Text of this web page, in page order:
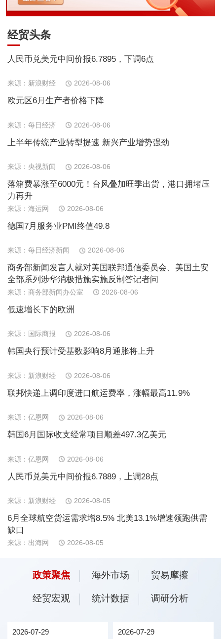
经贸头条
人民币兑美元中间价报6.7895，下调6点
来源：新浪财经 2026-08-06
欧元区6月生产者价格下降
来源：每日经济 2026-08-06
上半年传统产业转型提速 新兴产业增势强劲
来源：央视新闻 2026-08-06
落箱费暴涨至6000元！台风叠加旺季出货，港口拥堵压
力再升
来源：海运网 2026-08-06
德国7月服务业PMI终值49.8
来源：每日经济新闻 2026-08-06
商务部新闻发言人就对美国联邦通信委员会、美国土安
全部系列涉华消极措施实施反制答记者问
来源：商务部新闻办公室 2026-08-06
低速增长下的欧洲
来源：国际商报 2026-08-06
韩国央行预计受基数影响8月通胀将上升
来源：新浪财经 2026-08-06
联邦快递上调印度进口航运费率，涨幅最高11.9%
来源：亿恩网 2026-08-06
韩国6月国际收支经常项目顺差497.3亿美元
来源：亿恩网 2026-08-06
人民币兑美元中间价报6.7889，上调28点
来源：新浪财经 2026-08-05
6月全球航空货运需求增8.5% 北美13.1%增速领跑供需
缺口
来源：出海网 2026-08-05
政策聚焦 海外市场 贸易摩擦
经贸宏观 统计数据 调研分析
2026-07-29 2026-07-29